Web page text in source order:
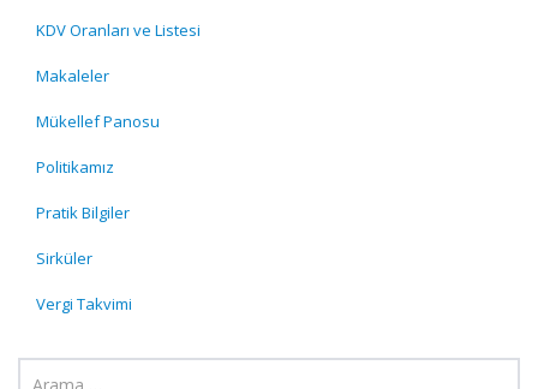
KDV Oranları ve Listesi
Makaleler
Mükellef Panosu
Politikamız
Pratik Bilgiler
Sirküler
Vergi Takvimi